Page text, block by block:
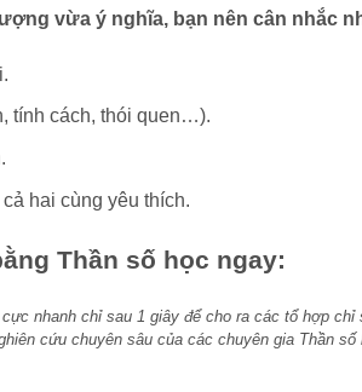
vừa ý nghĩa, bạn nên cân nhắc
tính cách, thói quen…).
hai cùng yêu thích.
Thần số học ngay:
nhanh chỉ sau 1 giây để cho ra các tổ hợp
cứu chuyên sâu của các chuyên gia Thần số